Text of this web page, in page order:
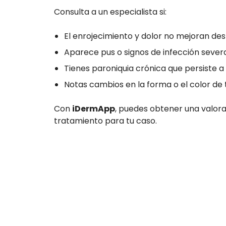
Consulta a un especialista si:
El enrojecimiento y dolor no mejoran
Aparece pus o signos de infección
Tienes paroniquia crónica que persiste
Notas cambios en la forma o el color de
Con iDermApp, puedes obtener una
tratamiento para tu caso.